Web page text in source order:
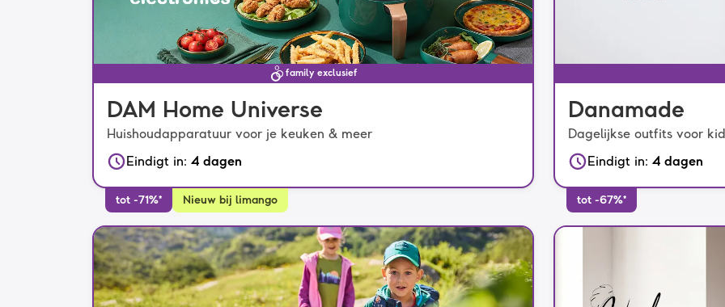
family exclusief
DAM Home Universe
Huishoudapparatuur voor je keuken & meer
Eindigt in: 4 dagen
tot -71%* Nieuw bij limango
Danamade
Dagelijkse outfits voor
Eindigt in: 4 dagen
tot -67%*